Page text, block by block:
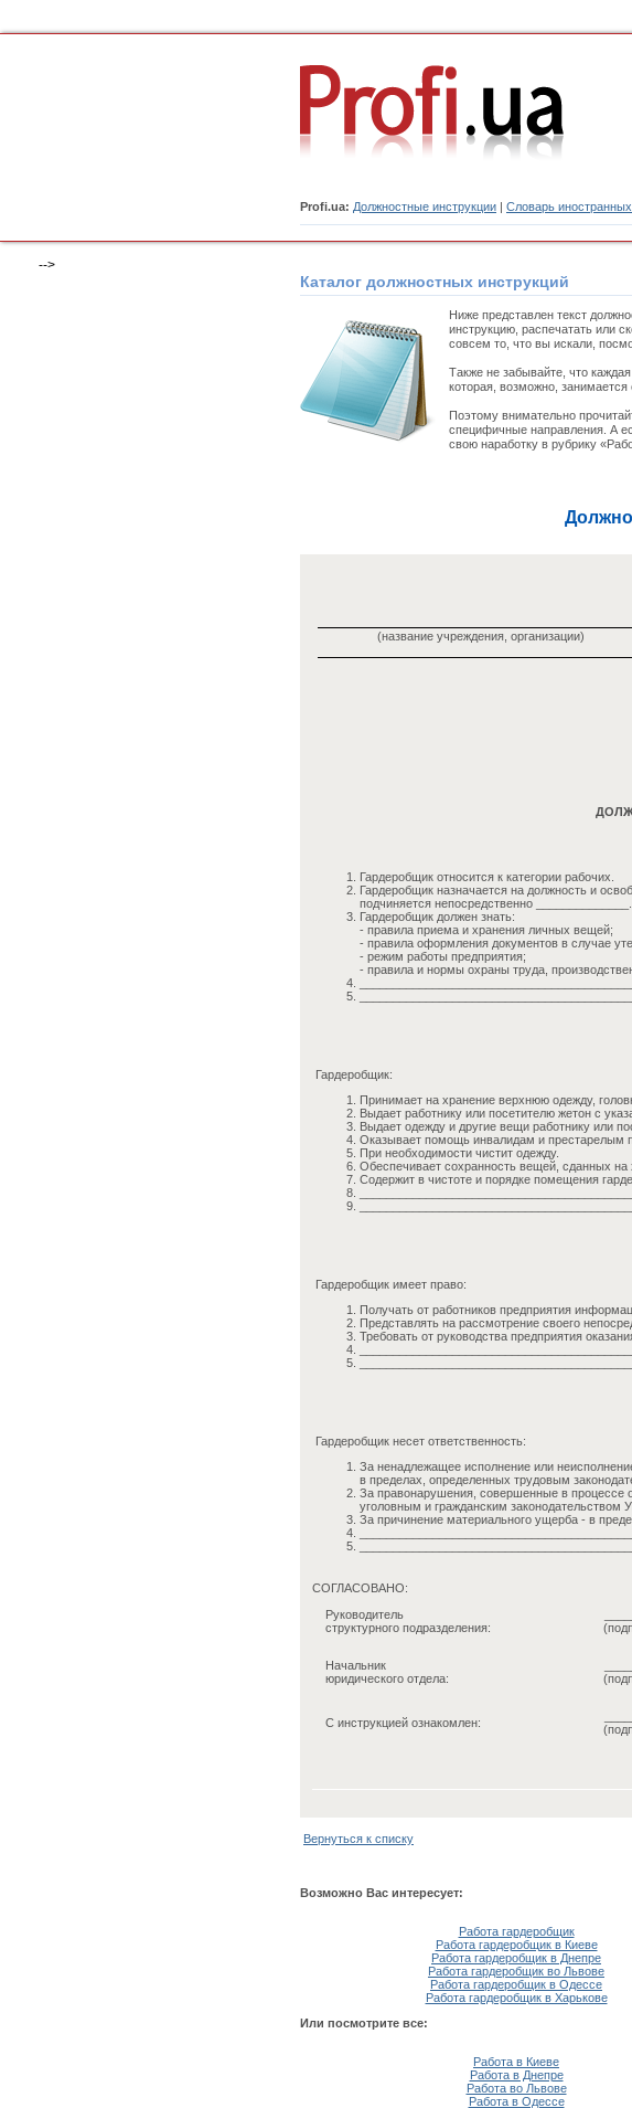
Profi.ua: Должностные инструкции | Словарь
-->
Каталог должностных инструкций
Ниже представлен текст
инструкцию, распечатать или
совсем то, что вы искали,
Также не забывайте, что
которая, возможно,
Поэтому внимательно
специфичные направления. А
свою наработку в рубрику
(название учреждения, организации)
Гардеробщик относится к категории рабочих.
Гардеробщик назначается на должность и
подчиняется непосредственно ______________.
Гардеробщик должен знать:
- правила приема и хранения личных вещей;
- правила оформления документов в случае
- режим работы предприятия;
- правила и нормы охраны труда,
Гардеробщик:
Принимает на хранение верхнюю одежду,
Выдает работнику или посетителю жетон с
Выдает одежду и другие вещи работнику или
Оказывает помощь инвалидам и престарелым
При необходимости чистит одежду.
Обеспечивает сохранность вещей, сданных на
Содержит в чистоте и порядке помещения
Гардеробщик имеет право:
Получать от работников предприятия
Представлять на рассмотрение своего
Требовать от руководства предприятия
Гардеробщик несет ответственность:
За ненадлежащее исполнение или
в пределах, определенных трудовым
За правонарушения, совершенные в процессе
уголовным и гражданским законодательством
За причинение материального ущерба - в
СОГЛАСОВАНО:
Руководитель
структурного подразделения:
Начальник
юридического отдела:
С инструкцией ознакомлен:
Вернуться к списку
Возможно Вас интересует:
Работа гардеробщик
Работа гардеробщик в Киеве
Работа гардеробщик в Днепре
Работа гардеробщик во Львове
Работа гардеробщик в Одессе
Работа гардеробщик в Харькове
Или посмотрите все:
Работа в Киеве
Работа в Днепре
Работа во Львове
Работа в Одессе